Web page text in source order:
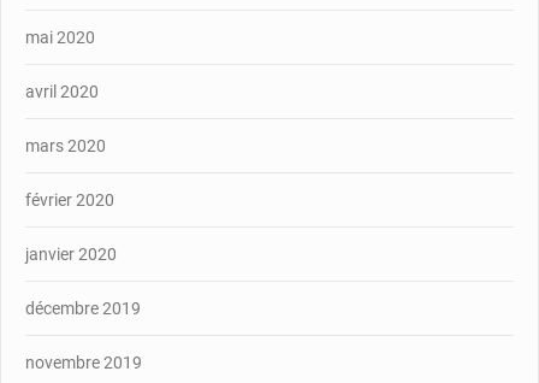
mai 2020
avril 2020
mars 2020
février 2020
janvier 2020
décembre 2019
novembre 2019